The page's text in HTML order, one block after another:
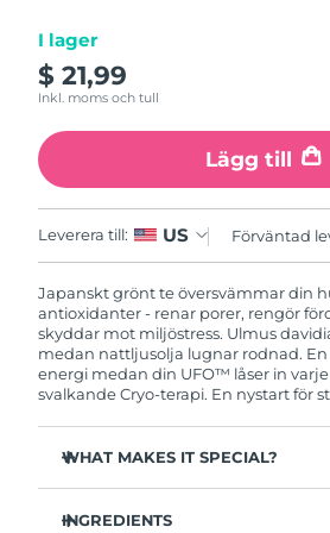
I lager
$ 21,99
Inkl. moms och tull
Lägg till
Leverera till: US Förväntad
Japanskt grönt te översvämmar din
antioxidanter - renar porer, rengör
skyddar mot miljöstress. Ulmus
medan nattljusolja lugnar rodnad.
energi medan din UFO™ låser in
svalkande Cryo-terapi. En nystart för
WHAT MAKES IT SPECIAL?
perfekt för fet hud.
INGREDIENTS
Macao SAR
Malaysia
Malta
Mexiko
Monaco
Nederländerna
Nya Zeeland
Norge
Oman